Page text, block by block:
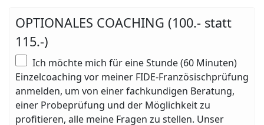
OPTIONALES COACHING (100.- statt
115.-)
Ich möchte mich für eine Stunde (60 Minuten)
Einzelcoaching vor meiner FIDE-Französischprüfung
anmelden, um von einer fachkundigen Beratung,
einer Probeprüfung und der Möglichkeit zu
profitieren, alle meine Fragen zu stellen. Unser